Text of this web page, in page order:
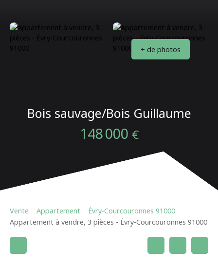
+ de photos
Bois sauvage/Bois Guillaume
148 000 €
Vente Appartement
Évry-Courcouronnes 91000
Appartement à vendre, 3 pièces - Évry-Courcouronnes 91000